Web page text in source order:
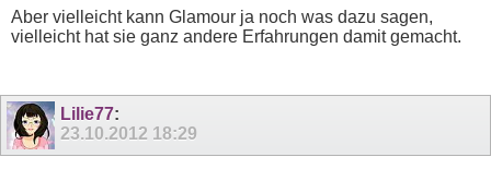
Aber vielleicht kann Glamour ja noch was dazu sagen,
vielleicht hat sie ganz andere Erfahrungen damit gemacht.
Lilie77:
23.10.2012 18:29